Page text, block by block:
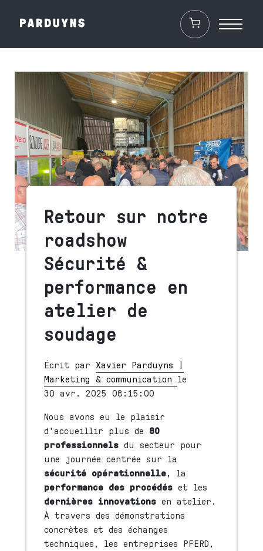
Retour sur notre
roadshow
Sécurité &
performance en
atelier de
soudage
Écrit par Xavier Parduyns |
Marketing & communication le
30 avr. 2025 08:15:00
Nous avons eu le plaisir
d'accueillir plus de 80
professionnelsdu secteur pour
une journée centrée sur la
sécurité opérationnelle, la
performance des procédéset les
dernières innovationsen atelier.
À travers des démonstrations
concrètes et des échanges
techniques, les entreprises PFERD,